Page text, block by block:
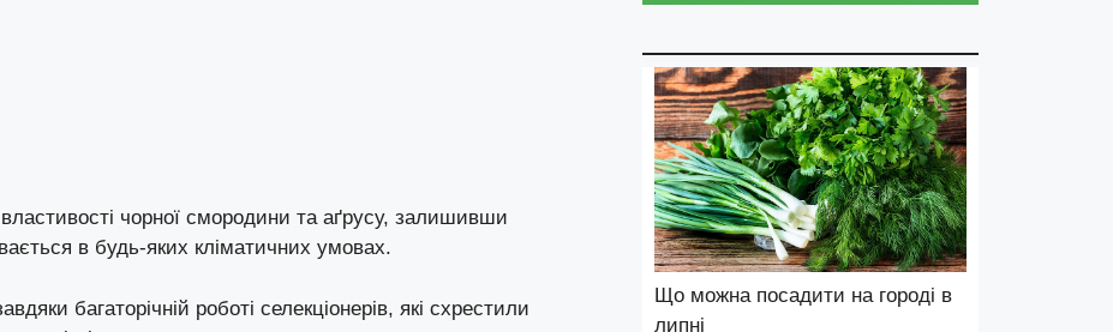
чорної смородини та аґрусу, залишивши
в будь-яких кліматичних умовах.
багаторічній роботі селекціонерів, які схрестили
Що можна посадити на городі в
липні